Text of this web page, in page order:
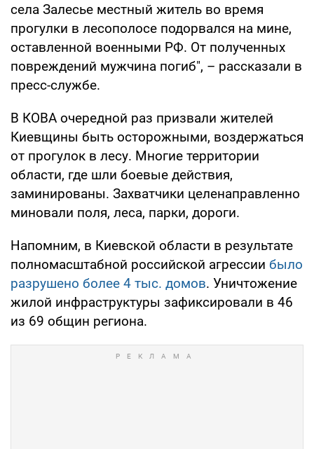
села Залесье местный житель во время
прогулки в лесополосе подорвался на мине,
оставленной военными РФ. От полученных
повреждений мужчина погиб", – рассказали в
пресс-службе.
В КОВА очередной раз призвали жителей
Киевщины быть осторожными, воздержаться
от прогулок в лесу. Многие территории
области, где шли боевые действия,
заминированы. Захватчики целенаправленно
миновали поля, леса, парки, дороги.
Напомним, в Киевской области в результате
полномасштабной российской агрессии было
разрушено более 4 тыс. домов. Уничтожение
жилой инфраструктуры зафиксировали в 46
из 69 общин региона.